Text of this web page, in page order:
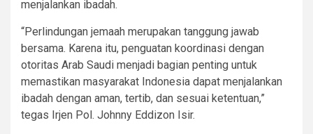
menjalankan ibadah.
“Perlindungan jemaah merupakan tanggung jawab
bersama. Karena itu, penguatan koordinasi dengan
otoritas Arab Saudi menjadi bagian penting untuk
memastikan masyarakat Indonesia dapat menjalankan
ibadah dengan aman, tertib, dan sesuai ketentuan,”
tegas Irjen Pol. Johnny Eddizon Isir.